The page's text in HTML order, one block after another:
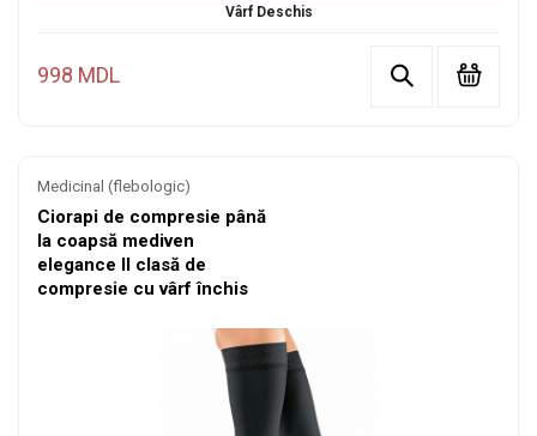
Vârf Deschis
998 MDL
Medicinal (flebologic)
Ciorapi de compresie până
la coapsă mediven
elegance II clasă de
compresie cu vârf închis